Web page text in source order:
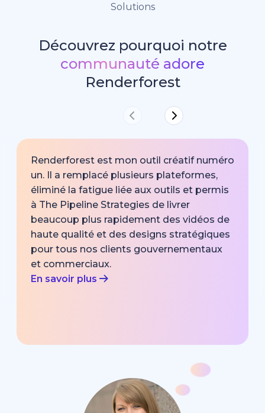
Solutions
Découvrez pourquoi notre
communauté adore
Renderforest
Renderforest est mon outil créatif numéro
un. Il a remplacé plusieurs plateformes,
éliminé la fatigue liée aux outils et permis
à The Pipeline Strategies de livrer
beaucoup plus rapidement des vidéos de
haute qualité et des designs stratégiques
pour tous nos clients gouvernementaux
et commerciaux.
En savoir plus